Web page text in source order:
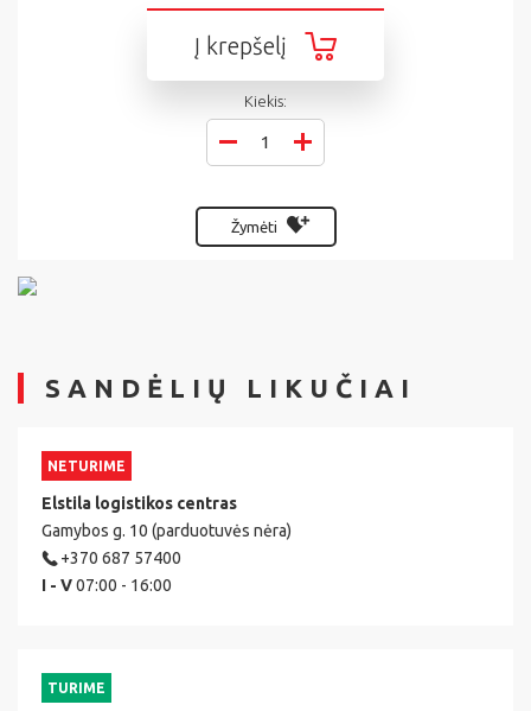
Į krepšelį
Kiekis:
Žymėti
SANDĖLIŲ LIKUČIAI
NETURIME
Elstila logistikos centras
Gamybos g. 10 (parduotuvės nėra)
+370 687 57400
I - V07:00 - 16:00
TURIME